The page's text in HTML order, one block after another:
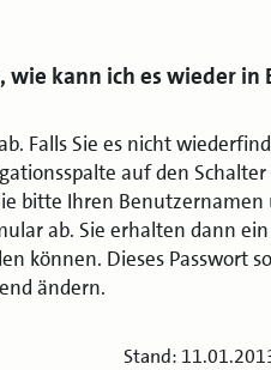
wie kann ich es wieder in
Falls Sie es nicht
auf den Schalter
bitte Ihren Benutzernamen
ab. Sie erhalten dann
können. Dieses Passwort
ändern.
Stand: